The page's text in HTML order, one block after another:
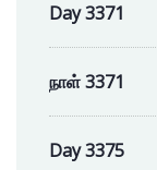
Day 3371
நாள் 3371
Day 3375